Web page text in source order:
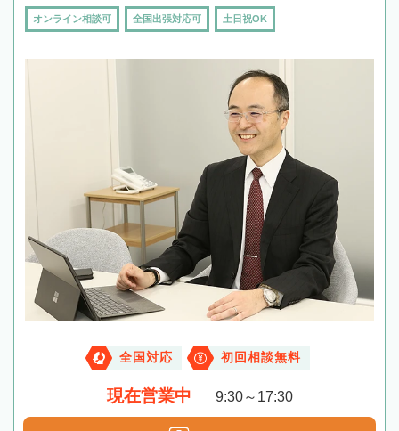
オンライン相談可 全国出張対応可 土日祝OK
全国対応 初回相談無料
現在営業中 9:30～17:30